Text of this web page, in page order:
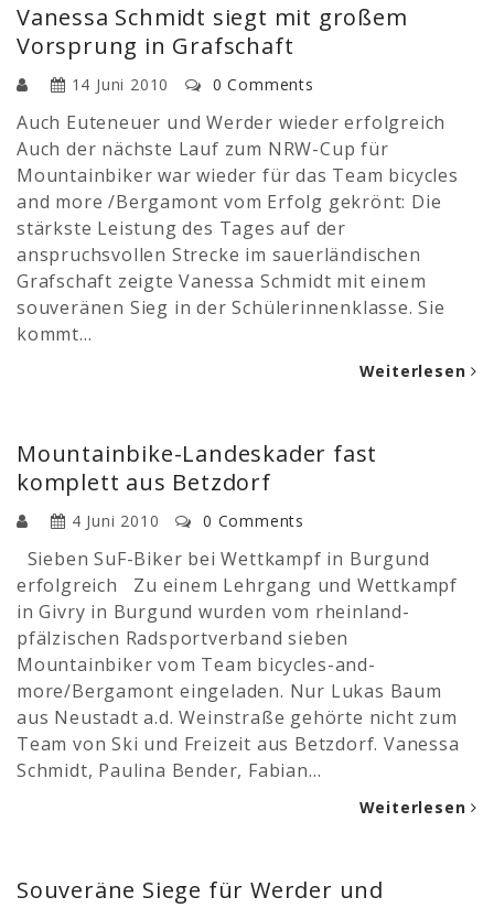
Vanessa Schmidt siegt mit großem
Vorsprung in Grafschaft
14 Juni 2010 0 Comments
Auch Euteneuer und Werder wieder erfolgreich
Auch der nächste Lauf zum NRW-Cup für
Mountainbiker war wieder für das Team bicycles
and more /Bergamont vom Erfolg gekrönt: Die
stärkste Leistung des Tages auf der
anspruchsvollen Strecke im sauerländischen
Grafschaft zeigte Vanessa Schmidt mit einem
souveränen Sieg in der Schülerinnenklasse. Sie
kommt…
Weiterlesen
Mountainbike-Landeskader fast
komplett aus Betzdorf
4 Juni 2010 0 Comments
Sieben SuF-Biker bei Wettkampf in Burgund
erfolgreich Zu einem Lehrgang und Wettkampf
in Givry in Burgund wurden vom rheinland-
pfälzischen Radsportverband sieben
Mountainbiker vom Team bicycles-and-
more/Bergamont eingeladen. Nur Lukas Baum
aus Neustadt a.d. Weinstraße gehörte nicht zum
Team von Ski und Freizeit aus Betzdorf. Vanessa
Schmidt, Paulina Bender, Fabian…
Weiterlesen
Souveräne Siege für Werder und